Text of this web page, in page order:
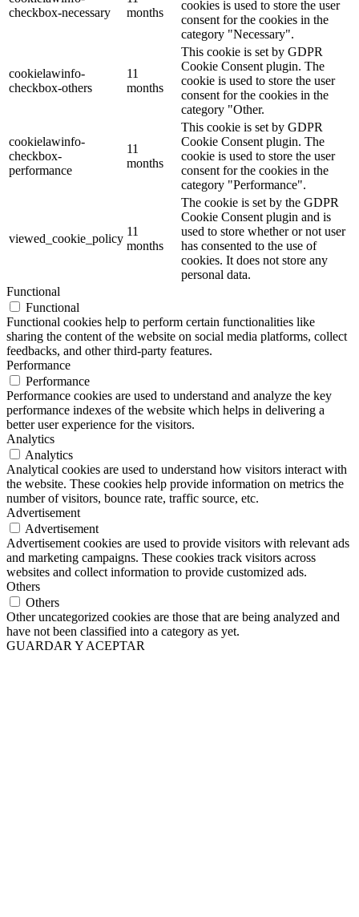
checkbox-necessary
months
cookies is used to store the user
consent for the cookies in the
category "Necessary".
cookielawinfo-
checkbox-others
11
months
This cookie is set by GDPR
Cookie Consent plugin. The
cookie is used to store the user
consent for the cookies in the
category "Other.
cookielawinfo-
checkbox-
performance
11
months
This cookie is set by GDPR
Cookie Consent plugin. The
cookie is used to store the user
consent for the cookies in the
category "Performance".
viewed_cookie_policy
11
months
The cookie is set by the GDPR
Cookie Consent plugin and is
used to store whether or not user
has consented to the use of
cookies. It does not store any
personal data.
Functional
Functional
Functional cookies help to perform certain functionalities like
sharing the content of the website on social media platforms, collect
feedbacks, and other third-party features.
Performance
Performance
Performance cookies are used to understand and analyze the key
performance indexes of the website which helps in delivering a
better user experience for the visitors.
Analytics
Analytics
Analytical cookies are used to understand how visitors interact with
the website. These cookies help provide information on metrics the
number of visitors, bounce rate, traffic source, etc.
Advertisement
Advertisement
Advertisement cookies are used to provide visitors with relevant ads
and marketing campaigns. These cookies track visitors across
websites and collect information to provide customized ads.
Others
Others
Other uncategorized cookies are those that are being analyzed and
have not been classified into a category as yet.
GUARDAR Y ACEPTAR